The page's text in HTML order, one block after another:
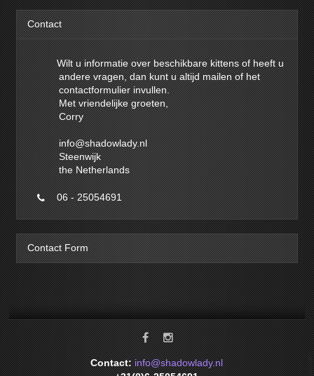
Contact
Wilt u informatie over beschikbare kittens of heeft u
andere vragen, dan kunt u altijd mailen of het
contactformulier invullen.
Met vriendelijke groeten,
Corry
info@shadowlady.nl
Steenwijk
the Netherlands
06 - 25054691
Contact Form
Contact:info@shadowlady.nl